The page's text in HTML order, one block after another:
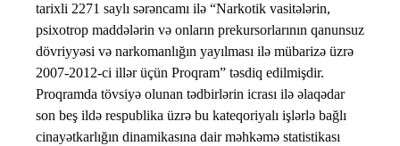
tarixli 2271 saylı sərəncamı ilə “Narkotik vasitələrin,
psixotrop maddələrin və onların prekursorlarının qanunsuz
dövriyyəsi və narkomanlığın yayılması ilə mübarizə üzrə
2007-2012-ci illər üçün Proqram” təsdiq edilmişdir.
Proqramda tövsiyə olunan tədbirlərin icrası ilə əlaqədar
son beş ildə respublika üzrə bu kateqoriyalı işlərlə bağlı
cinayətkarlığın dinamikasına dair məhkəmə statistikası